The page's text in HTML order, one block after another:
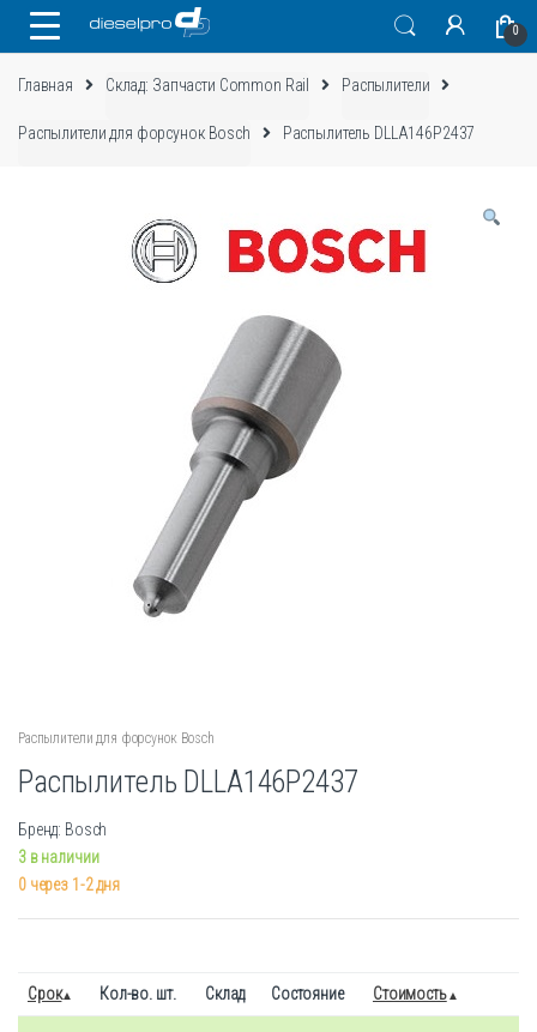
0
Главная Склад: Запчасти Common Rail Распылители
Распылители для форсунок Bosch Распылитель DLLA146P2437
Распылители для форсунок Bosch
Распылитель DLLA146P2437
Бренд: Bosch
3 в наличии
0 через 1-2 дня
Срок Кол-во. шт. Склад Состояние Стоимость